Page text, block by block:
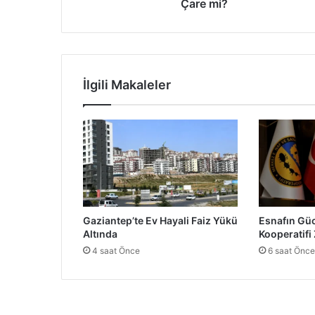
:
z
i
a
n
t
e
p
'
t
e
A
ğ
r
l
Çare mi?
İlgili Makaleler
Gaziantep’te Ev Hayali Faiz Yükü
Altında
4 saat Önce
Esnafın
Kooperatifi
6 saat Önce